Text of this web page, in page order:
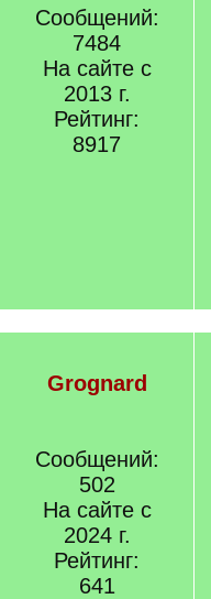
Сообщений:
7484
На сайте с
2013 г.
Рейтинг:
8917
Grognard
Сообщений:
502
На сайте с
2024 г.
Рейтинг:
641